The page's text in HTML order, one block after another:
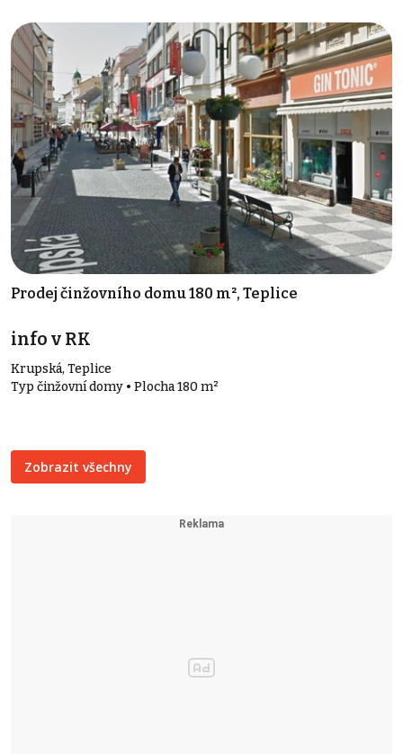
Prodej činžovního domu 180 m², Teplice
info v RK
Krupská, Teplice
Typ činžovní domy • Plocha 180 m²
Zobrazit všechny